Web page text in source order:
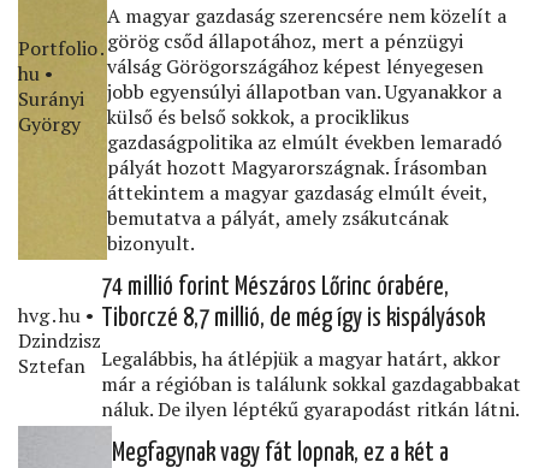
Portfolio․
hu •
Surányi
György
A magyar gazdaság szerencsére nem közelít a
görög csőd állapotához, mert a pénzügyi
válság Görögországához képest lényegesen
jobb egyensúlyi állapotban van. Ugyanakkor a
külső és belső sokkok, a prociklikus
gazdaságpolitika az elmúlt években lemaradó
pályát hozott Magyarországnak. Írásomban
áttekintem a magyar gazdaság elmúlt éveit,
bemutatva a pályát, amely zsákutcának
bizonyult.
hvg․hu •
Dzindzisz
Sztefan
74 millió forint Mészáros Lőrinc órabére,
Tiborczé 8,7 millió, de még így is kispályások
Legalábbis, ha átlépjük a magyar határt, akkor
már a régióban is találunk sokkal gazdagabbakat
náluk. De ilyen léptékű gyarapodást ritkán látni.
Megfagynak vagy fát lopnak, ez a két a